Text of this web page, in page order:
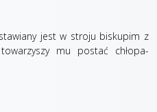
jest w stroju biskupim z
mu postać chłopa-